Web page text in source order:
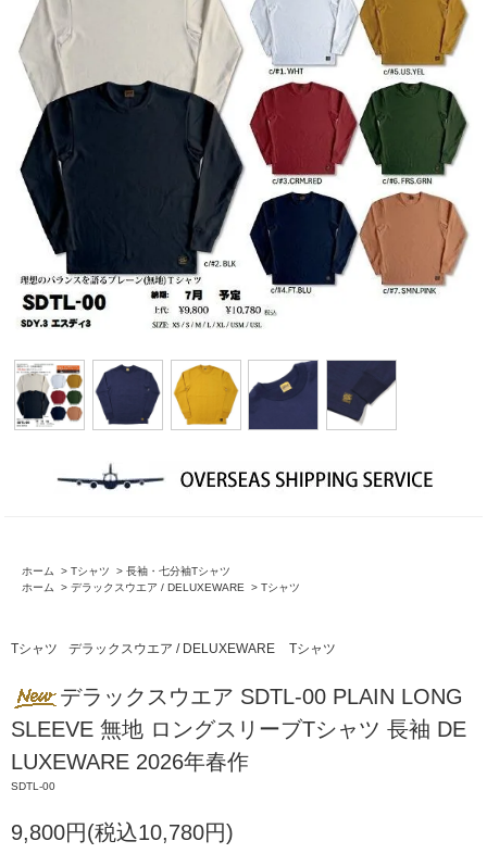
ホーム > Tシャツ > 長袖・七分袖Tシャツ
ホーム
> デラックスウエア / DELUXEWARE > Tシャツ
Tシャツ デラックスウエア / DELUXEWARE Tシャツ
デラックスウエア SDTL-00 PLAIN LONG
SLEEVE 無地 ロングスリーブTシャツ 長袖 DE
LUXEWARE 2026年春作
SDTL-00
9,800円(税込10,780円)